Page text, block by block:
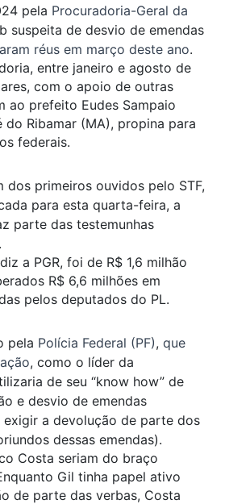
pela Procuradoria-Geral da
suspeita de desvio de emendas
réus em março deste ano.
entre janeiro e agosto de
com o apoio de outras
ao prefeito Eudes Sampaio
do Ribamar (MA), propina para
federais.
dos primeiros ouvidos pelo STF,
para esta quarta-feira, a
parte das testemunhas
a PGR, foi de R$ 1,6 milhão
R$ 6,6 milhões em
pelos deputados do PL.
pela Polícia Federal (PF), que
, como o líder da
de seu “know how” de
e desvio de emendas
exigir a devolução de parte dos
dessas emendas).
Costa seriam do braço
Gil tinha papel ativo
de parte das verbas, Costa